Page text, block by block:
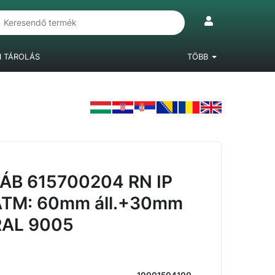
TÁROLÁS
TÖBB
615700204 RN IP
60mm áll.+30mm
9005